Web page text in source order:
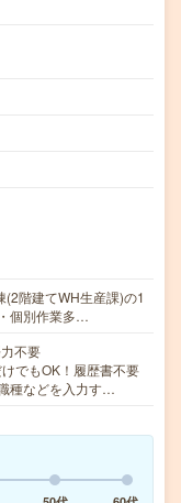
(2階建てWH生産課)の1
個別作業多…
不要
でもOK！履歴書不要
種などを入力す…